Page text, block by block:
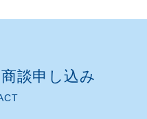
談申し込み​